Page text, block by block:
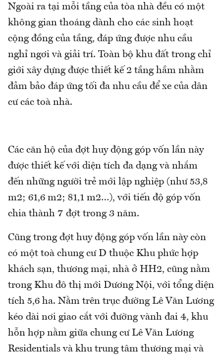
Ngoài ra tại mỗi tầng của tòa nhà đều có một
không gian thoáng dành cho các sinh hoạt
cộng đồng của tầng, đáp ứng được nhu cầu
nghỉ ngơi và giải trí. Toàn bộ khu đất trong chỉ
giới xây dựng được thiết kế 2 tầng hầm nhằm
đảm bảo đáp ứng tối đa nhu cầu để xe của dân
cư các toà nhà.
Các căn hộ của đợt huy động góp vốn lần này
được thiết kế với diện tích đa dạng và nhắm
đến những người trẻ mới lập nghiệp (như 53,8
m2; 61,6 m2; 81,1 m2…), với tiến độ góp vốn
chia thành 7 đợt trong 3 năm.
Cũng trong đợt huy động góp vốn lần này còn
có một toà chung cư D thuộc Khu phức hợp
khách sạn, thương mại, nhà ở HH2, cũng nằm
trong Khu đô thị mới Dương Nội, với tổng diện
tích 5,6 ha. Nằm trên trục đường Lê Văn Lương
kéo dài nơi giao cắt với đường vành đai 4, khu
hỗn hợp nằm giữa chung cư Lê Văn Lương
Residentials và khu trung tâm thương mại và